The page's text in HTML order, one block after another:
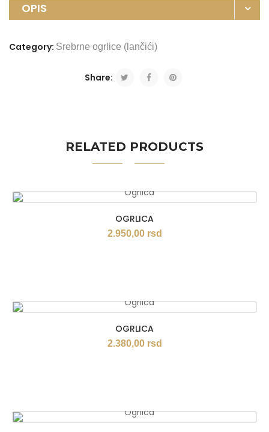
OPIS
Category: Srebrne ogrlice (lančići)
Share:
RELATED PRODUCTS
OGRLICA
2.950,00 rsd
OGRLICA
2.380,00 rsd